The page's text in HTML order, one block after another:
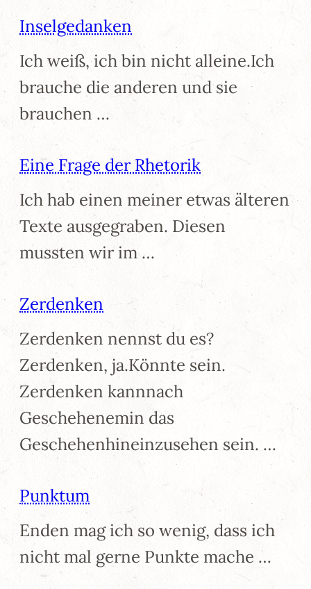
Inselgedanken
Ich weiß, ich bin nicht alleine.Ich
brauche die anderen und sie
brauchen …
Eine Frage der Rhetorik
Ich hab einen meiner etwas älteren
Texte ausgegraben. Diesen
mussten wir im …
Zerdenken
Zerdenken nennst du es?
Zerdenken, ja.Könnte sein.
Zerdenken kannnach
Geschehenemin das
Geschehenhineinzusehen sein. …
Punktum
Enden mag ich so wenig, dass ich
nicht mal gerne Punkte mache …